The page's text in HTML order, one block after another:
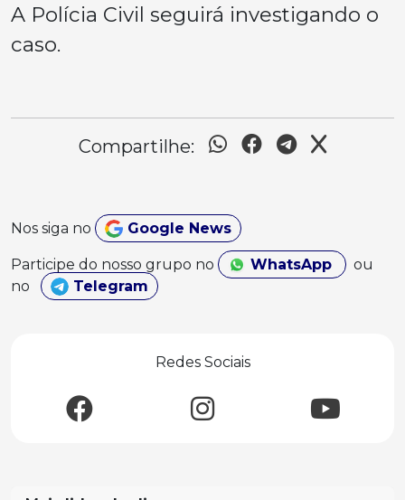
A Polícia Civil seguirá investigando o
caso.
Compartilhe:
Nos siga no Google News
Participe do nosso grupo no WhatsApp
ou
no
Telegram
Redes Sociais